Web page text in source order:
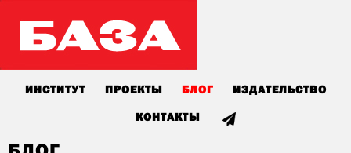
ИНСТИТУТ ПРОЕКТЫ БЛОГ
ИЗДАТЕЛЬСТВО
КОНТАКТЫ